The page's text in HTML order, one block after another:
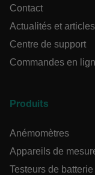
Contact
Actualités et articles
Centre de support
Commandes en
Produits
Anémomètres
Appareils de
Testeurs de batterie
Les
connexion
comptes.